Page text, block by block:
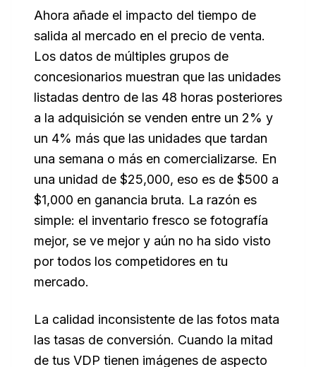
Ahora añade el impacto del tiempo de
salida al mercado en el precio de venta.
Los datos de múltiples grupos de
concesionarios muestran que las unidades
listadas dentro de las 48 horas posteriores
a la adquisición se venden entre un 2% y
un 4% más que las unidades que tardan
una semana o más en comercializarse. En
una unidad de $25,000, eso es de $500 a
$1,000 en ganancia bruta. La razón es
simple: el inventario fresco se fotografía
mejor, se ve mejor y aún no ha sido visto
por todos los competidores en tu
mercado.
La calidad inconsistente de las fotos mata
las tasas de conversión. Cuando la mitad
de tus VDP tienen imágenes de aspecto